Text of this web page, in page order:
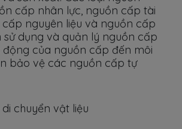
cấp nhân lực, nguồn cấp tài
cấp nguyên liệu và nguồn cấp
sử dụng và quản lý nguồn cấp
động của nguồn cấp đến môi
bảo vệ các nguồn cấp tự
chuyển vật liệu